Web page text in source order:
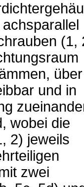
(1,
über
und in
wobei die
2) jeweils
zwei